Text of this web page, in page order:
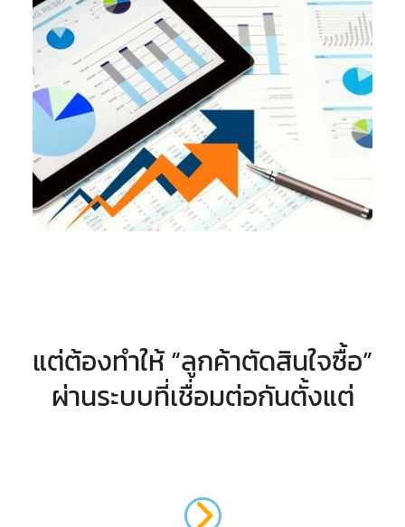
แต่ต้องทำให้ “ลูกค้าตัดสินใจซื้อ”
ผ่านระบบที่เชื่อมต่อกันตั้งแต่